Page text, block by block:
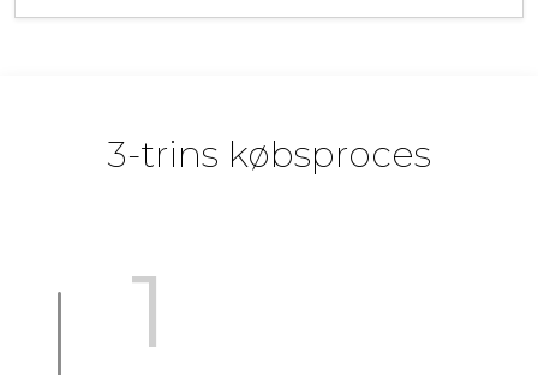
3-trins købsproces
1